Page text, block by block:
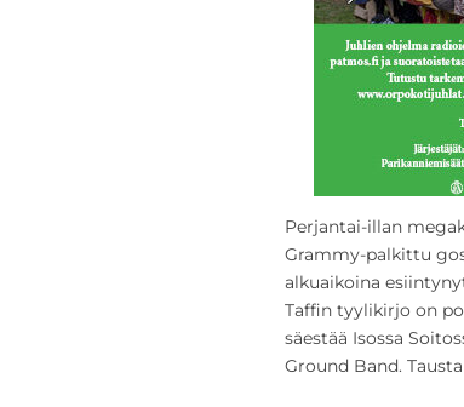
Perjantai-illan
Grammy-palkittu
alkuaikoina
Taffin tyylikirjo on
säestää Isossa
Ground Band.